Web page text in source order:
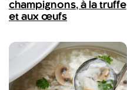
champignons, à la truffe
et aux œufs